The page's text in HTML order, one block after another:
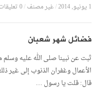
1 يونيو, 2014 /غير مصنف/0 تعليقات
فضائل شهر شعبان
ثبت عن نبينا صلى الله عليه
الأعمال وغفران الذنوب إلى غير
قال: قلت يا رسول …